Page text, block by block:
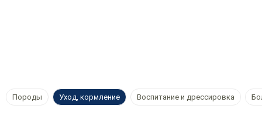
Породы Уход, кормление Воспитание и дрессировка